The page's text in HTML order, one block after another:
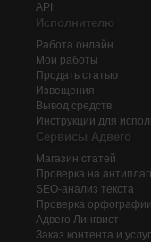
API
Исполнителю
Работа онлайн
Мои работы
Продать статью
Извещения
Вывод средств
Инструкции для
Сервисы Адвего
Магазин статей
Проверка на
SEO-анализ текста
Проверка орфографии
Адвего Лингвист
Заказ контента и услуг